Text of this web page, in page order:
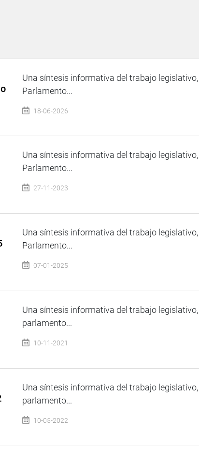
Una síntesis informativa del trabajo
Parlamento...
18-06-2026
Una síntesis informativa del trabajo
Parlamento...
27-11-2023
Una síntesis informativa del trabajo
Parlamento...
07-01-2025
Una síntesis informativa del trabajo
parlamento...
10-11-2021
Una síntesis informativa del trabajo
parlamento...
10-05-2022